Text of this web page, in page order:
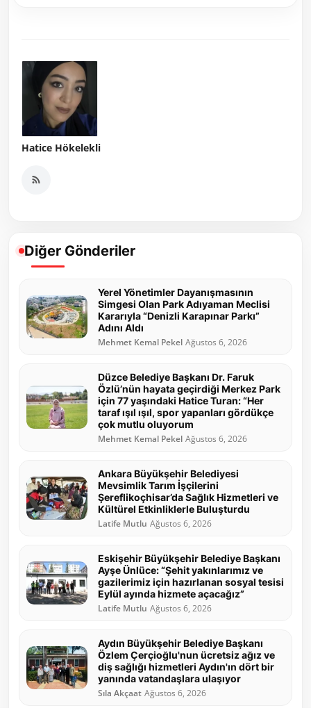
Hatice Hökelekli
Diğer Gönderiler
Yerel Yönetimler Dayanışmasının
Simgesi Olan Park Adıyaman Meclisi
Kararıyla “Denizli Karapınar Parkı”
Adını Aldı
Mehmet Kemal Pekel Ağustos 6, 2026
Düzce Belediye Başkanı Dr. Faruk
Özlü’nün hayata geçirdiği Merkez Park
için 77 yaşındaki Hatice Turan: “Her
taraf ışıl ışıl, spor yapanları gördükçe
çok mutlu oluyorum
Mehmet Kemal Pekel Ağustos 6, 2026
Ankara Büyükşehir Belediyesi
Mevsimlik Tarım İşçilerini
Şereflikoçhisar’da Sağlık Hizmetleri ve
Kültürel Etkinliklerle Buluşturdu
Latife Mutlu Ağustos 6, 2026
Eskişehir Büyükşehir Belediye Başkanı
Ayşe Ünlüce: “Şehit yakınlarımız ve
gazilerimiz için hazırlanan sosyal tesisi
Eylül ayında hizmete açacağız”
Latife Mutlu Ağustos 6, 2026
Aydın Büyükşehir Belediye Başkanı
Özlem Çerçioğlu'nun ücretsiz ağız ve
diş sağlığı hizmetleri Aydın'ın dört bir
yanında vatandaşlara ulaşıyor
Sıla Akçaat Ağustos 6, 2026